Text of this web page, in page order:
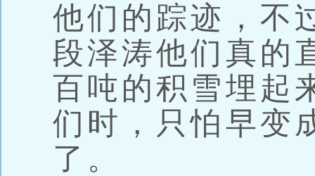
他们的踪迹，不
段泽涛他们真的
百吨的积雪埋起
们时，只怕早变
了。